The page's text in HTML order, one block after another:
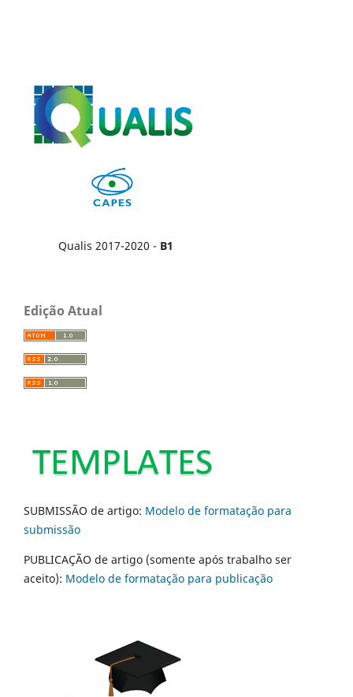
Qualis 2017-2020 - B1
Edição Atual
SUBMISSÃO de artigo: Modelo de formatação para
submissão
PUBLICAÇÃO de artigo (somente após trabalho ser
aceito): Modelo de formatação para publicação